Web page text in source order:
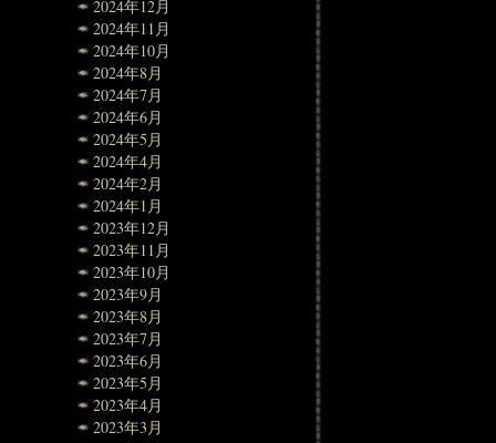
2024年12月
2024年11月
2024年10月
2024年8月
2024年7月
2024年6月
2024年5月
2024年4月
2024年2月
2024年1月
2023年12月
2023年11月
2023年10月
2023年9月
2023年8月
2023年7月
2023年6月
2023年5月
2023年4月
2023年3月